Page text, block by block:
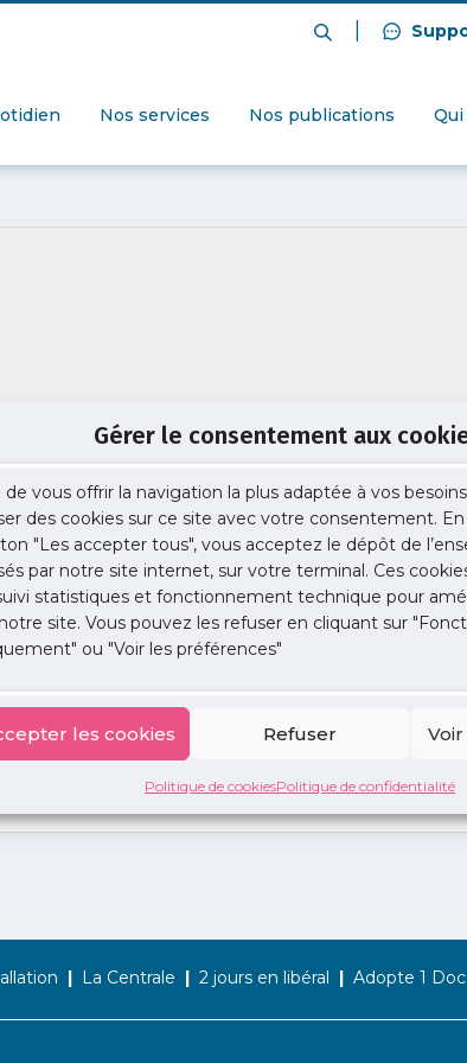
Gérer le consentement aux
de vous offrir la navigation la plus adaptée à vos
des cookies sur ce site avec votre consentement.
"Les accepter tous", vous acceptez le dépôt de
par notre site internet, sur votre terminal. Ces
statistiques et fonctionnement technique pour
site. Vous pouvez les refuser en cliquant sur
ou "Voir les préférences"
les cookies Refuser
Politique de cookiesPolitique de confidentialité
Nos services Nos publications
La Centrale 2 jours en libéral Adopte 1 Doc